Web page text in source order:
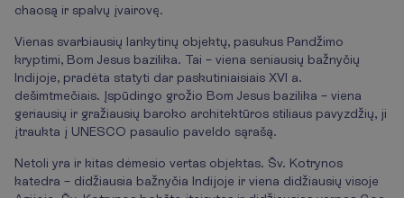
chaosą ir spalvų įvairovę.
Vienas svarbiausių lankytinų objektų, pasukus Pandžimo
kryptimi, Bom Jesus bazilika. Tai – viena seniausių bažnyčių
Indijoje, pradėta statyti dar paskutiniaisiais XVI a.
dešimtmečiais. Įspūdingo grožio Bom Jesus bazilika – viena
geriausių ir gražiausių baroko architektūros stiliaus pavyzdžių, ji
įtraukta į UNESCO pasaulio paveldo sąrašą.
Netoli yra ir kitas dėmesio vertas objektas. Šv. Kotrynos
katedra – didžiausia bažnyčia Indijoje ir viena didžiausių visoje